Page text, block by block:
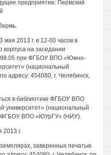
предприятие: Пермский
мая 2013 г. в 12-00 часов в
корпуса на заседании
при ФГБОУ ВПО «Южно-
(национальный
адресу: 454080, г. Челябинск,
в библиотеке ФГБОУ ВПО
университет» (национальный
ФГБОУ ВПО «ЮУрГУ» (НИУ).
2013 г.
заверенных печатью